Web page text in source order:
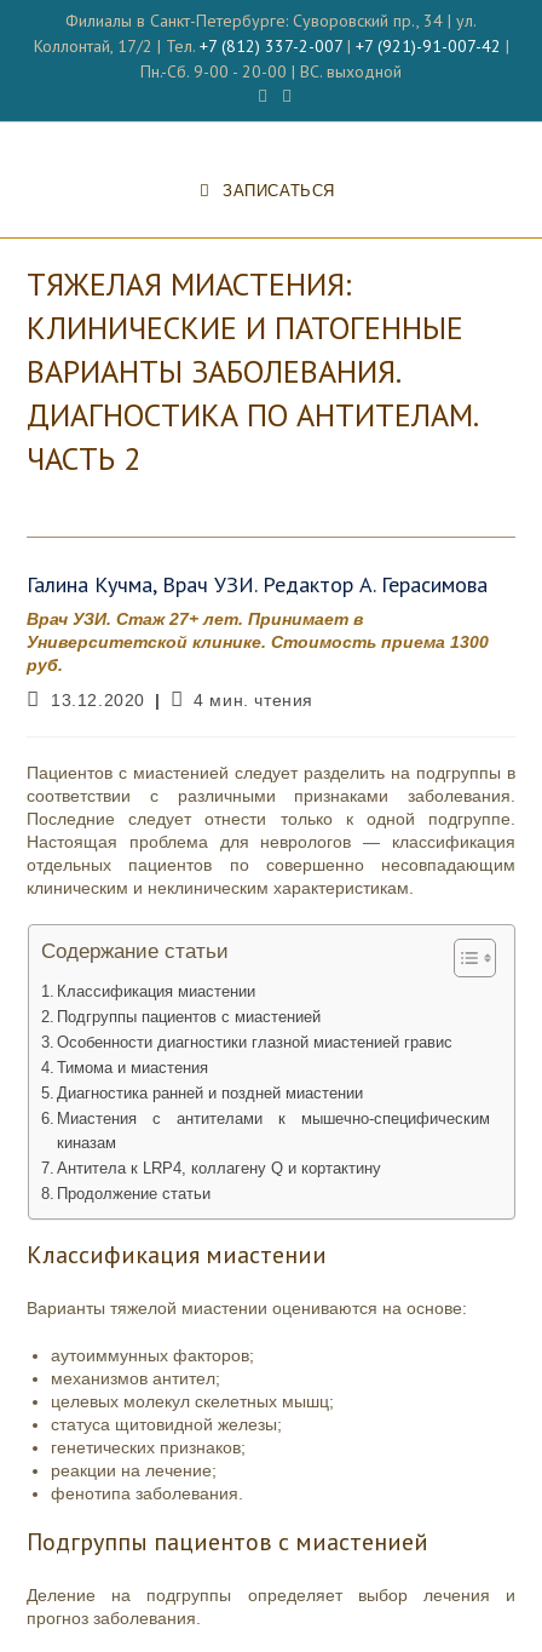
содержимому
Филиалы в Санкт-Петербурге: Суворовский пр., 34 | ул.
Коллонтай, 17/2 | Тел. +7 (812) 337-2-007| +7 (921)-91-007-42 |
Пн.-Сб. 9-00 - 20-00 | ВС. выходной
ЗАПИСАТЬСЯ
ТЯЖЕЛАЯ МИАСТЕНИЯ:
КЛИНИЧЕСКИЕ И ПАТОГЕННЫЕ
ВАРИАНТЫ ЗАБОЛЕВАНИЯ.
ДИАГНОСТИКА ПО АНТИТЕЛАМ.
ЧАСТЬ 2
Галина Кучма, Врач УЗИ. Редактор А. Герасимова
Врач УЗИ. Стаж 27+ лет. Принимает в
Университетской клинике. Стоимость приема 1300
руб.
Запись
13.12.2020
Время
4 мин. чтения
Пациентов с миастенией следует разделить на подгруппы в
соответствии с различными признаками заболевания.
Последние следует отнести только к одной подгруппе.
Настоящая проблема для неврологов — классификация
отдельных пациентов по совершенно несовпадающим
клиническим и неклиническим характеристикам.
Содержание статьи
Классификация миастении
Подгруппы пациентов с миастенией
Особенности диагностики глазной миастенией гравис
Тимома и миастения
Диагностика ранней и поздней миастении
Миастения с антителами к мышечно-специфическим
киназам
Антитела к LRP4, коллагену Q и кортактину
Продолжение статьи
Классификация миастении
Варианты тяжелой миастении оцениваются на основе:
аутоиммунных факторов;
механизмов антител;
целевых молекул скелетных мышц;
статуса щитовидной железы;
генетических признаков;
реакции на лечение;
фенотипа заболевания.
Подгруппы пациентов с миастенией
Деление на подгруппы определяет выбор лечения и
прогноз заболевания.